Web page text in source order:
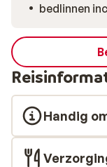
bedlinnen
Handig